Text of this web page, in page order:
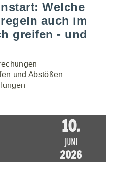
Welche
auch im
greifen - und
und Abstößen
10.
JUNI
2026